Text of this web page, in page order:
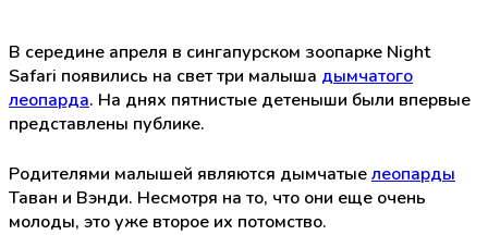
В середине апреля в сингапурском зоопарке Night
Safari появились на свет три малыша дымчатого
леопарда. На днях пятнистые детеныши были впервые
представлены публике.
Родителями малышей являются дымчатыелеопарды
Таван и Вэнди. Несмотря на то, что они еще очень
молоды, это уже второе их потомство.